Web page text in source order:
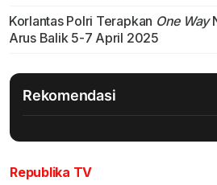
Korlantas Polri Terapkan One Way
Arus Balik 5-7 April 2025
Rekomendasi
Republika TV